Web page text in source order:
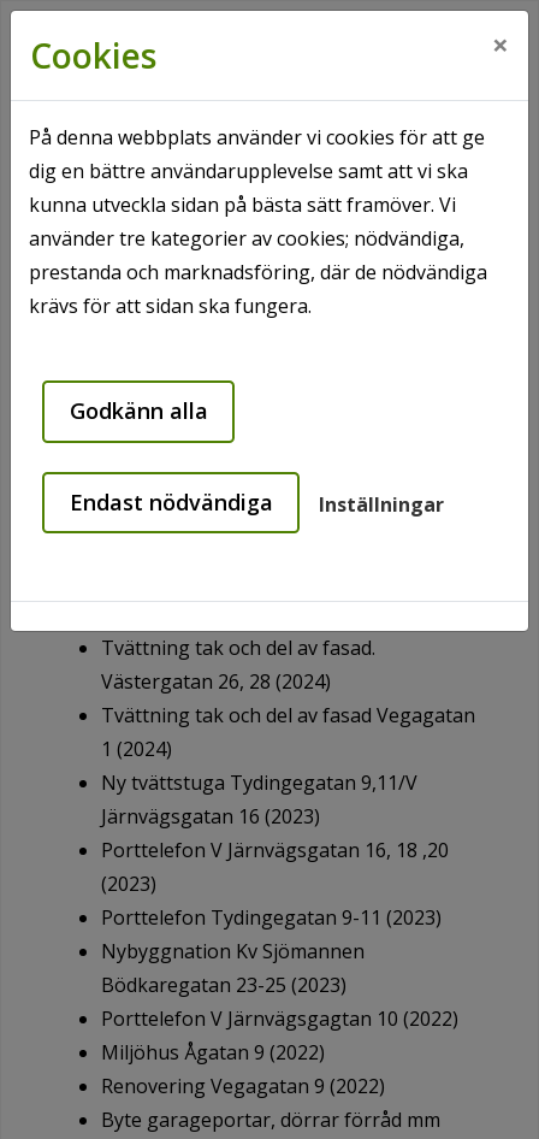
Hem Projekt På gång i våra byar
På gång i våra byar
Tvättning fasad och/eller tak
Köpmannagatan 1
Klara arbeten
Tvättning tak och del av fasad.
Västergatan 26, 28 (2024)
Tvättning tak och del av fasad Vegagatan
1 (2024)
Ny tvättstuga Tydingegatan 9,11/V
Järnvägsgatan 16 (2023)
Porttelefon V Järnvägsgatan 16, 18 ,20
(2023)
Porttelefon Tydingegatan 9-11 (2023)
Nybyggnation Kv Sjömannen
Bödkaregatan 23-25 (2023)
Porttelefon V Järnvägsgagtan 10 (2022)
Miljöhus Ågatan 9 (2022)
Renovering Vegagatan 9 (2022)
Byte garageportar, dörrar förråd mm
Cookies ×
På denna webbplats använder vi cookies för att ge
dig en bättre användarupplevelse samt att vi ska
kunna utveckla sidan på bästa sätt framöver. Vi
använder tre kategorier av cookies; nödvändiga,
prestanda och marknadsföring, där de nödvändiga
krävs för att sidan ska fungera.
Godkänn alla
Endast nödvändiga Inställningar